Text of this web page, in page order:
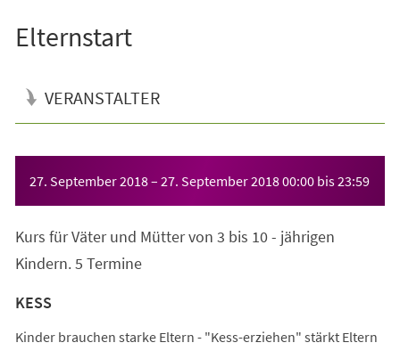
Elternstart
VERANSTALTER
27. September 2018– 27. September 201800:00 bis23:59
Kurs für Väter und Mütter von 3 bis 10 - jährigen
Kindern. 5 Termine
KESS
Kinder brauchen starke Eltern - "Kess-erziehen" stärkt Eltern